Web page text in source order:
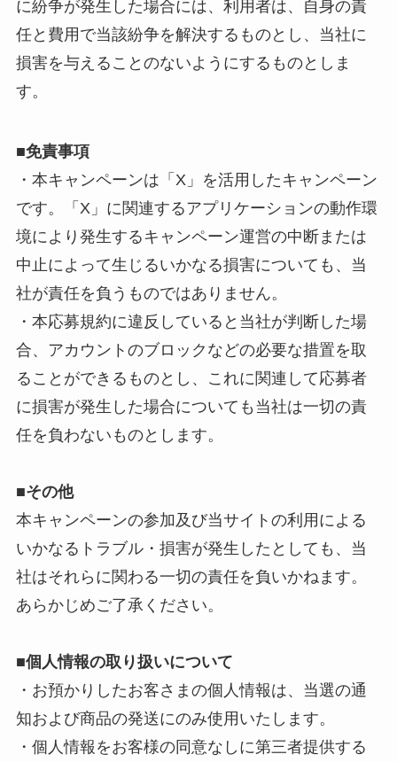
に紛争が発生した場合には、利用者は、自身の責
任と費用で当該紛争を解決するものとし、当社に
損害を与えることのないようにするものとしま
す。
■免責事項
・本キャンペーンは「X」を活用したキャンペーン
です。「X」に関連するアプリケーションの動作環
境により発生するキャンペーン運営の中断または
中止によって生じるいかなる損害についても、当
社が責任を負うものではありません。
・本応募規約に違反していると当社が判断した場
合、アカウントのブロックなどの必要な措置を取
ることができるものとし、これに関連して応募者
に損害が発生した場合についても当社は一切の責
任を負わないものとします。
■その他
本キャンペーンの参加及び当サイトの利用による
いかなるトラブル・損害が発生したとしても、当
社はそれらに関わる一切の責任を負いかねます。
あらかじめご了承ください。
■個人情報の取り扱いについて
・お預かりしたお客さまの個人情報は、当選の通
知および商品の発送にのみ使用いたします。
・個人情報をお客様の同意なしに第三者提供する